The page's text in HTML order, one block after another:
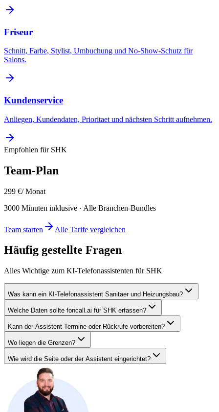
Friseur
Schnitt, Farbe, Stylist, Umbuchung und No-Show-Schutz für
Salons.
Kundenservice
Anliegen, Kundendaten, Prioritaet und nächsten Schritt aufnehmen.
Empfohlen für SHK
Team-Plan
299 €/ Monat
3000 Minuten inklusive · Alle Branchen-Bundles
Team starten Alle Tarife vergleichen
Häufig gestellte Fragen
Alles Wichtige zum KI-Telefonassistenten für SHK
Was kann ein KI-Telefonassistent Sanitaer und Heizungsbau?
Welche Daten sollte foncall.ai für SHK erfassen?
Kann der Assistent Termine oder Rückrufe vorbereiten?
Wo liegen die Grenzen?
Wie wird die Seite oder der Assistent eingerichtet?